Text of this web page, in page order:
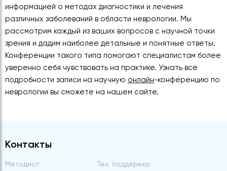
информацией о методах диагностики и лечения
различных заболеваний в области неврологии. Мы
рассмотрим каждый из ваших вопросов с научной точки
зрения и дадим наиболее детальные и понятные ответы.
Конференции такого типа помогают специалистам более
уверенно себя чувствовать на практике. Узнать все
подробности записи на научную онлайн-конференцию по
неврологии вы сможете на нашем сайте.
Контакты
Методист: Тех. поддержка: